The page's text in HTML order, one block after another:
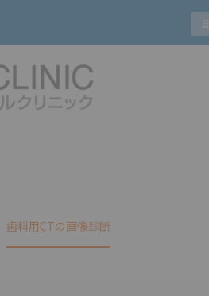
歯科用CTの画像診断